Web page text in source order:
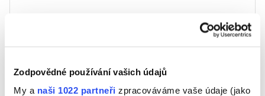
Zodpovědné používání vašich údajů
My a naši 1022 partneři zpracováváme vaše údaje (jako
Jméno